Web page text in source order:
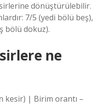
dönüştürülebilir.
7/5 (yedi bölü beş),
bölü dokuz).
ne
kesir) | Birim orantı –